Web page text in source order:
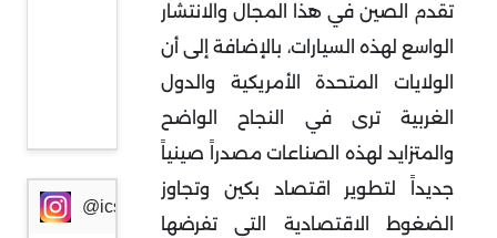
تقدم الصين في هذا المجال والانتشار
الواسع لهذه السيارات، بالإضافة إلى أن
الولايات المتحدة الأمريكية والدول
الغربية ترى في النجاح الواضح
والمتزايد لهذه الصناعات مصدراً صينياً
جديداً لتطوير اقتصاد بكين وتجاوز
الضغوط الاقتصادية التي تفرضها
جديدة
في
ظرف
خطير
@icssresearch